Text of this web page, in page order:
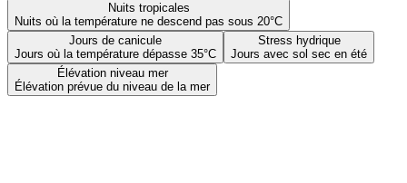
Nuits tropicales
Nuits où la température ne descend pas sous 20°C
Jours de canicule
Jours où la température dépasse 35°C
Stress hydrique
Jours avec sol sec en été
Élévation niveau mer
Élévation prévue du niveau de la mer